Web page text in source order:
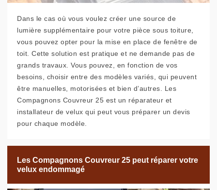
Dans le cas où vous voulez créer une source de
lumière supplémentaire pour votre pièce sous toiture,
vous pouvez opter pour la mise en place de fenêtre de
toit. Cette solution est pratique et ne demande pas de
grands travaux. Vous pouvez, en fonction de vos
besoins, choisir entre des modèles variés, qui peuvent
être manuelles, motorisées et bien d’autres. Les
Compagnons Couvreur 25 est un réparateur et
installateur de velux qui peut vous préparer un devis
pour chaque modèle.
Les Compagnons Couvreur 25 peut réparer votre
velux endommagé